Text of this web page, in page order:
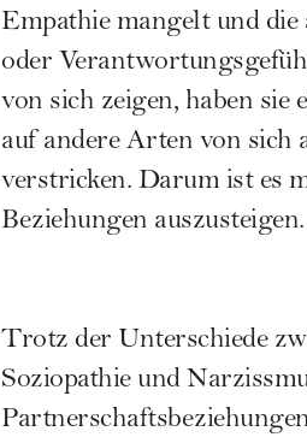
Empathie mangelt und die
oder
von sich zeigen, haben sie
auf andere Arten von sich
verstricken. Darum ist es
Beziehungen auszusteigen.
Trotz der Unterschiede
Soziopathie und